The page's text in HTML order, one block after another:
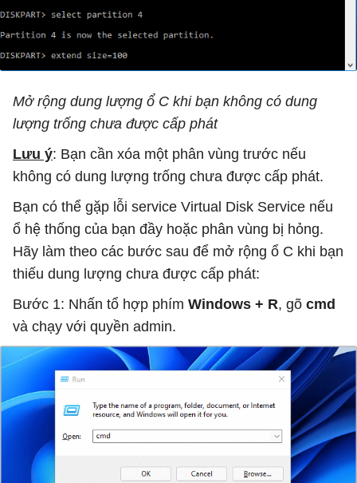
Mở rộng dung lượng ổ C khi bạn không có dung
lượng trống chưa được cấp phát
Lưu ý: Bạn cần xóa một phân vùng trước nếu
không có dung lượng trống chưa được cấp phát.
Bạn có thể gặp lỗi service Virtual Disk Service nếu
ổ hệ thống của bạn đầy hoặc phân vùng bị hỏng.
Hãy làm theo các bước sau để mở rộng ổ C khi bạn
thiếu dung lượng chưa được cấp phát:
Bước 1: Nhấn tổ hợp phím Windows + R, gõ cmd
và chạy với quyền admin.